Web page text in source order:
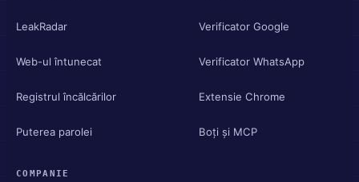
LeakRadar
Web-ul întunecat
Registrul încălcărilor
Puterea parolei
Verificator Google
Verificator WhatsApp
Extensie Chrome
Boți și MCP
COMPANIE